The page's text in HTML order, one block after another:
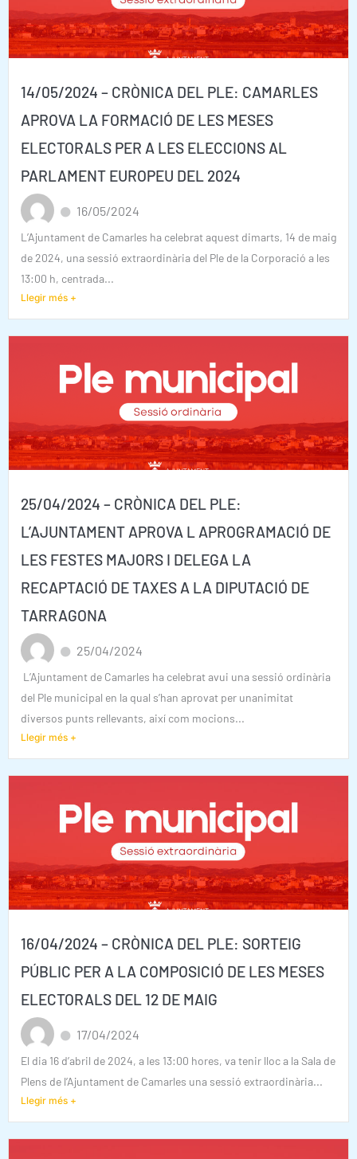
14/05/2024 – CRÒNICA DEL PLE: CAMARLES
APROVA LA FORMACIÓ DE LES MESES
ELECTORALS PER A LES ELECCIONS AL
PARLAMENT EUROPEU DEL 2024
16/05/2024
L’Ajuntament de Camarles ha celebrat aquest dimarts, 14 de maig
de 2024, una sessió extraordinària del Ple de la Corporació a les
13:00 h, centrada...
Llegir més +
25/04/2024 – CRÒNICA DEL PLE:
L’AJUNTAMENT APROVA L APROGRAMACIÓ DE
LES FESTES MAJORS I DELEGA LA
RECAPTACIÓ DE TAXES A LA DIPUTACIÓ DE
TARRAGONA
25/04/2024
L’Ajuntament de Camarles ha celebrat avui una sessió ordinària
del Ple municipal en la qual s’han aprovat per unanimitat
diversos punts rellevants, així com mocions...
Llegir més +
16/04/2024 – CRÒNICA DEL PLE: SORTEIG
PÚBLIC PER A LA COMPOSICIÓ DE LES MESES
ELECTORALS DEL 12 DE MAIG
17/04/2024
El dia 16 d’abril de 2024, a les 13:00 hores, va tenir lloc a la Sala de
Plens de l’Ajuntament de Camarles una sessió extraordinària...
Llegir més +